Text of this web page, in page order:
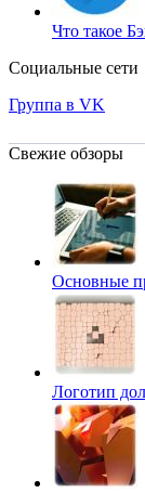
Что такое
Социальные сети
Группа в VK
Свежие обзоры
Основные
Логотип